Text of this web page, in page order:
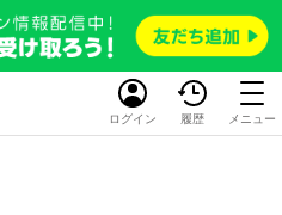
ログイン 履歴 メニュー